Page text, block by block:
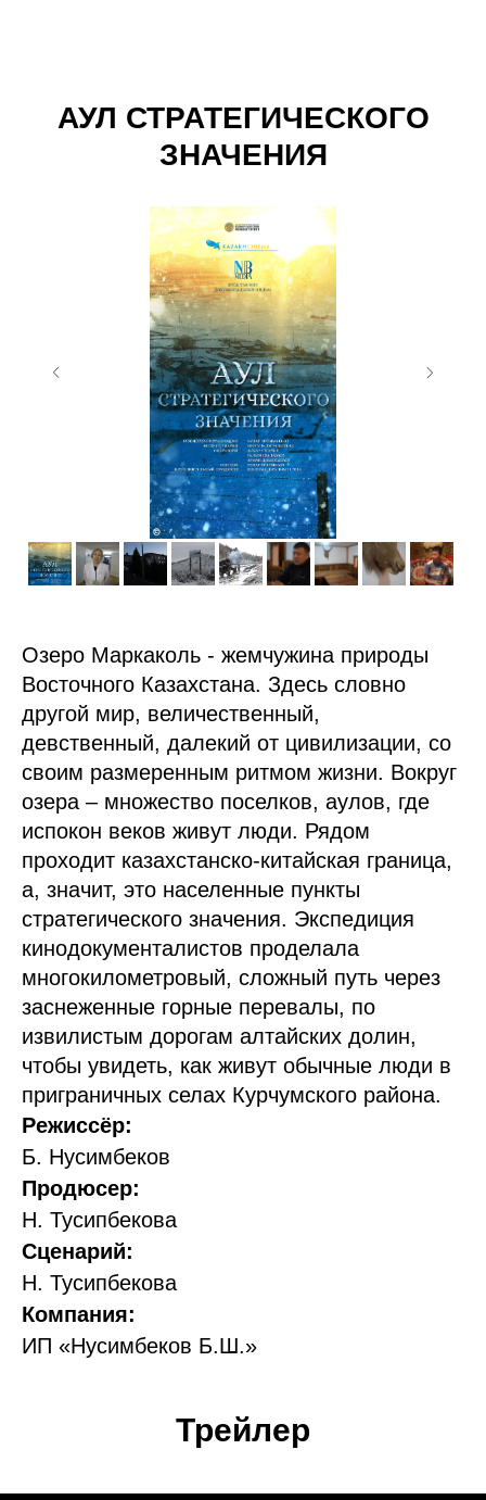
АУЛ СТРАТЕГИЧЕСКОГО
ЗНАЧЕНИЯ
Озеро Маркаколь - жемчужина природы
Восточного Казахстана. Здесь словно
другой мир, величественный,
девственный, далекий от цивилизации, со
своим размеренным ритмом жизни. Вокруг
озера – множество поселков, аулов, где
испокон веков живут люди. Рядом
проходит казахстанско-китайская граница,
а, значит, это населенные пункты
стратегического значения. Экспедиция
кинодокументалистов проделала
многокилометровый, сложный путь через
заснеженные горные перевалы, по
извилистым дорогам алтайских долин,
чтобы увидеть, как живут обычные люди в
приграничных селах Курчумского района.
Режиссёр:
Б. Нусимбеков
Продюсер:
Н. Тусипбекова
Сценарий:
Н. Тусипбекова
Компания:
ИП «Нусимбеков Б.Ш.»
Трейлер